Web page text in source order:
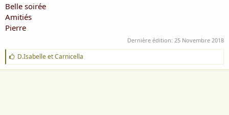
Belle soirée
Amitiés
Pierre
Dernière édition: 25 Novembre 2018
J
'
a
D.IsabelleetCarnicella